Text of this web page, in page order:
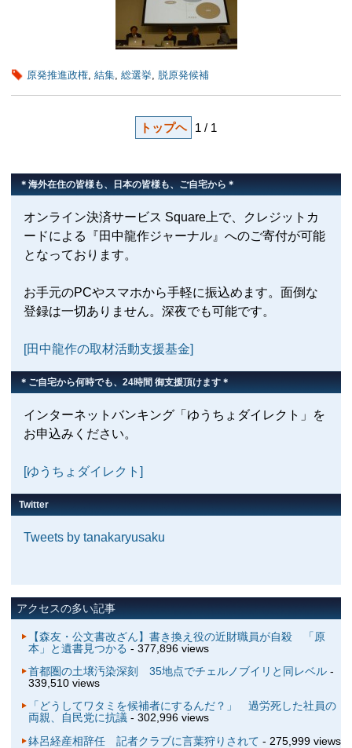
原発推進政権, 結集, 総選挙, 脱原発候補
トップヘ 1 / 1
＊海外在住の皆様も、日本の皆様も、ご自宅から＊
オンライン決済サービス Square上で、クレジットカ
ードによる『田中龍作ジャーナル』へのご寄付が可能
となっております。
お手元のPCやスマホから手軽に振込めます。面倒な
登録は一切ありません。深夜でも可能です。
[田中龍作の取材活動支援基金]
＊ご自宅から何時でも、24時間 御支援頂けます＊
インターネットバンキング「ゆうちょダイレクト」を
お申込みください。
[ゆうちょダイレクト]
Twitter
Tweets by tanakaryusaku
アクセスの多い記事
【森友・公文書改ざん】書き換え役の近財職員が自殺 「原
本」と遺書見つかる - 377,896 views
首都圏の土壌汚染深刻 35地点でチェルノブイリと同レベル-
339,510 views
「どうしてワタミを候補者にするんだ？」 過労死した社員の
両親、自民党に抗議- 302,996 views
鉢呂経産相辞任 記者クラブに言葉狩りされて - 275,999 views